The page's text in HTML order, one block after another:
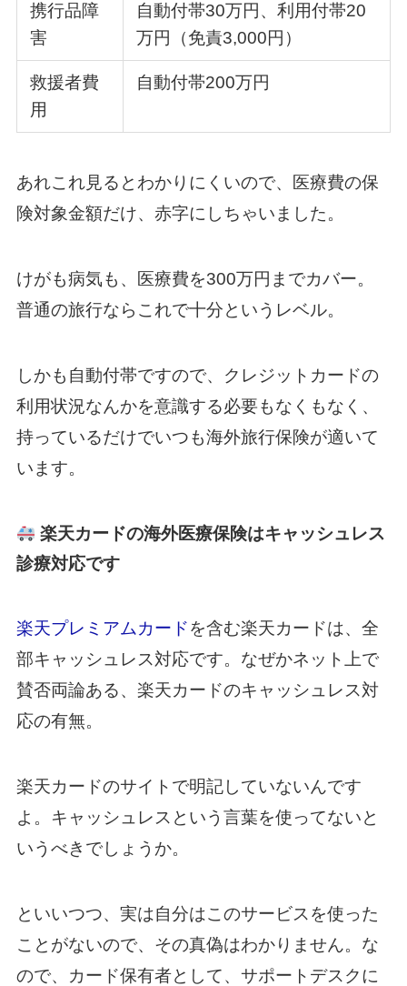
携行品障
害
自動付帯30万円、利用付帯20
万円（免責3,000円）
救援者費
用
自動付帯200万円
あれこれ見るとわかりにくいので、医療費の保
険対象金額だけ、赤字にしちゃいました。
けがも病気も、医療費を300万円までカバー。
普通の旅行ならこれで十分というレベル。
しかも自動付帯ですので、クレジットカードの
利用状況なんかを意識する必要もなくもなく、
持っているだけでいつも海外旅行保険が適いて
います。
楽天カードの海外医療保険はキャッシュレス
診療対応です
楽天プレミアムカードを含む楽天カードは、全
部キャッシュレス対応です。なぜかネット上で
賛否両論ある、楽天カードのキャッシュレス対
応の有無。
楽天カードのサイトで明記していないんです
よ。キャッシュレスという言葉を使ってないと
いうべきでしょうか。
といいつつ、実は自分はこのサービスを使った
ことがないので、その真偽はわかりません。な
ので、カード保有者として、サポートデスクに